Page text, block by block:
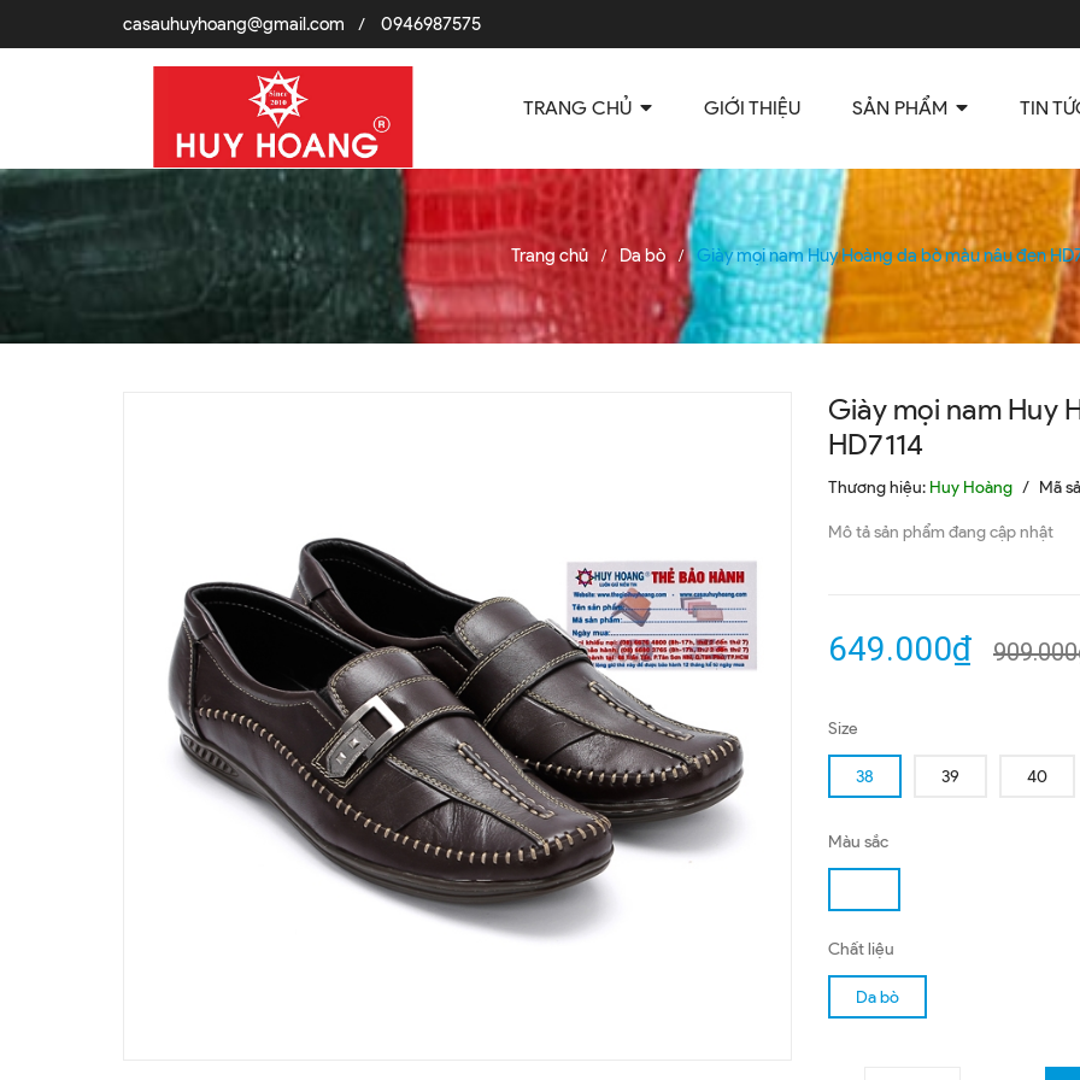
casauhuyhoang@gmail.com / 0946987575
TRANG CHỦ GIỚI THIỆU SẢN PHẨM TIN
Trang chủ / Da bò / Giày mọi nam Huy Hoàng da bò màu nâu đen
Giày mọi nam Huy
HD7114
Thương hiệu: Huy Hoàng / Mã
Mô tả sản phẩm đang cập nhật
649.000₫
Size
38 39 40
Màu sắc
Chất liệu
Da bò